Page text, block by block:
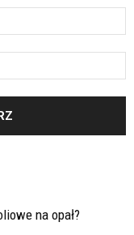
na opał?